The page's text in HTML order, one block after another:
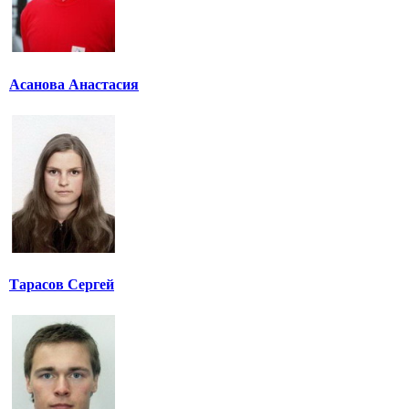
Асанова Анастасия
Тарасов Сергей